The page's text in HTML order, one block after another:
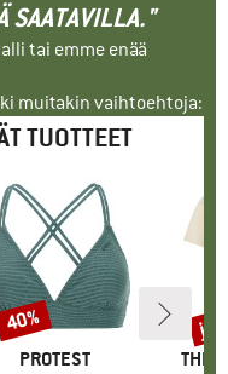
SAATAVILLA."
tai emme enää
muitakin vaihtoehtoja:
TUOTTEET
MERKKI
PROTEST
40%
THE